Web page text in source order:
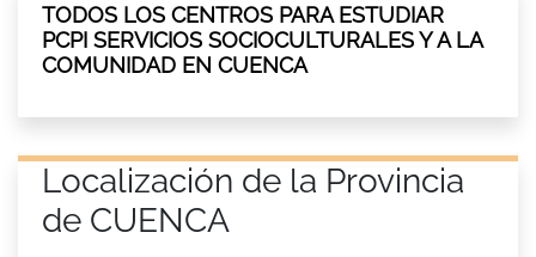
TODOS LOS CENTROS PARA ESTUDIAR
PCPI SERVICIOS SOCIOCULTURALES Y A LA
COMUNIDAD EN CUENCA
Localización de la Provincia
de CUENCA